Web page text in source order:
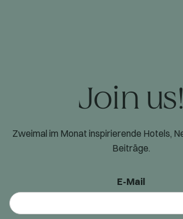
Join us!
Zweimal im Monat inspirierende Hotels,
Beiträge.
E-Mail